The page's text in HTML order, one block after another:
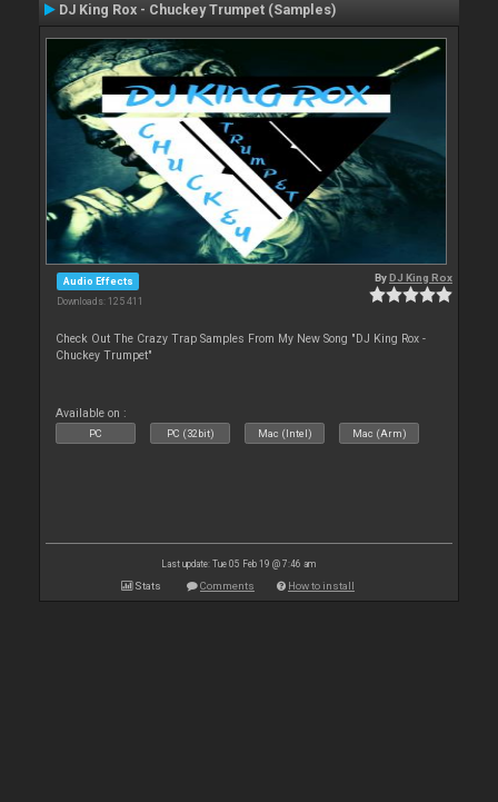
DJ King Rox - Chuckey Trumpet (Samples)
Audio Effects
Downloads: 125 411
ByDJ King Rox
Check Out The Crazy Trap Samples From My New Song "DJ King Rox -
Chuckey Trumpet"
Available on :
PC PC (32bit) Mac (Intel) Mac (Arm)
Last update: Tue 05 Feb 19 @ 7:46 am
Stats Comments How to install